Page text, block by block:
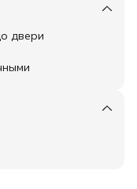
двери